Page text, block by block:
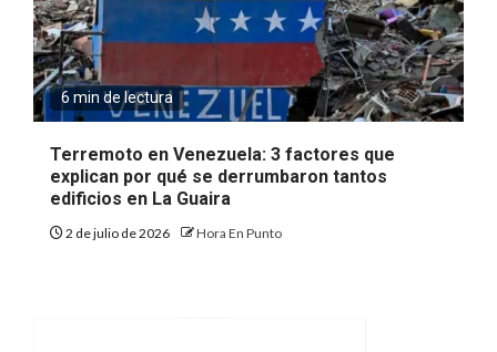
6 min de lectura
Terremoto en Venezuela: 3 factores que
explican por qué se derrumbaron tantos
edificios en La Guaira
2 de julio de 2026 Hora En Punto